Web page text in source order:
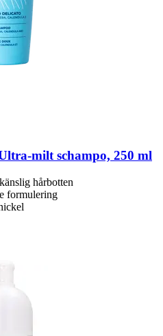
​milt schampo, 250 ml
hårbotten
formulering